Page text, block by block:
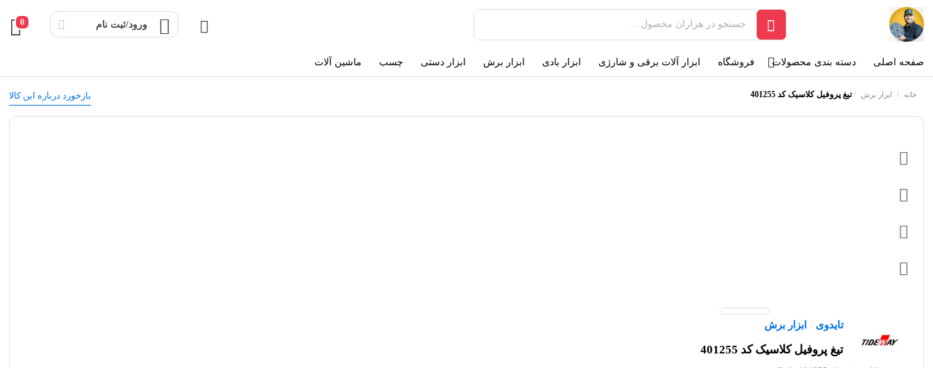
ورود/ثبت نام 0
صفحه اصلی دسته بندی محصولات فروشگاه ابزار آلات برقی و شارژی ابزار بادی ابزار برش ابزار دستی چسب ماشین آلات
بازخورد درباره این کالا خانه / ابزار برش /تیغ پروفیل کلاسیک کد 401255
تایدوی / ابزار برش
تیغ پروفیل کلاسیک کد 401255